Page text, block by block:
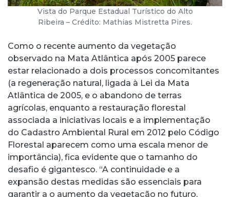
Vista do Parque Estadual Turístico do Alto
Ribeira – Crédito: Mathias Mistretta Pires.
Como o recente aumento da vegetação
observado na Mata Atlântica após 2005 parece
estar relacionado a dois processos concomitantes
(a regeneração natural, ligada à Lei da Mata
Atlântica de 2005, e o abandono de terras
agrícolas, enquanto a restauração florestal
associada a iniciativas locais e a implementação
do Cadastro Ambiental Rural em 2012 pelo Código
Florestal aparecem como uma escala menor de
importância), fica evidente que o tamanho do
desafio é gigantesco. “A continuidade e a
expansão destas medidas são essenciais para
garantir a o aumento da vegetação no futuro,